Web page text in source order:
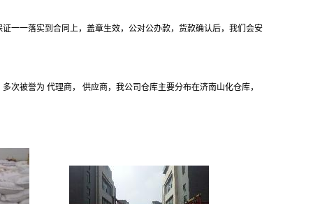
一一落实到合同上，盖章生效，公对公办款，货款确认后，我们会安
次被誉为 代理商， 供应商，我公司仓库主要分布在济南山化仓库，